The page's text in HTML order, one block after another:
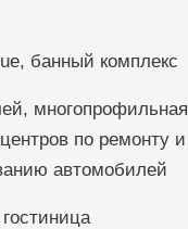
банный комплекс
многопрофильная
по ремонту и
автомобилей